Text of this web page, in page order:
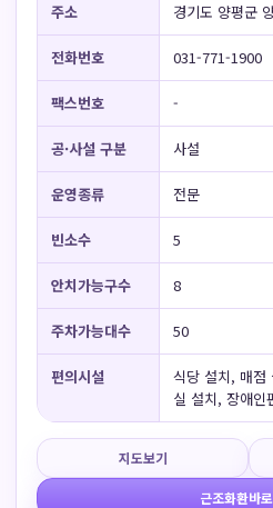
주소 경기도 양평군
전화번호 031-771-1900
팩스번호 -
공·사설 구분 사설
운영종류 전문
빈소수 5
안치가능구수 8
주차가능대수 50
편의시설
식당 설치, 매점
실 설치, 장애인
지도보기
근조화환바